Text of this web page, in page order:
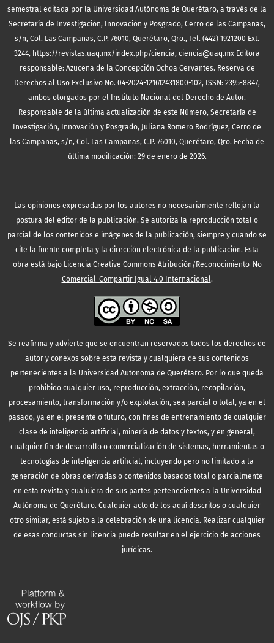
semestral editada por la Universidad Autónoma de Querétaro, a través de la
Secretaría de Investigación, Innovación y Posgrado, Cerro de las Campanas,
s/n, Col. Las Campanas, C.P. 76010, Querétaro, Qro., Tel. (442) 1921200 Ext.
3244, https://revistas.uaq.mx/index.php/ciencia, ciencia@uaq.mx Editora
responsable: Azucena de la Concepción Ochoa Cervantes. Reserva de
Derechos al Uso Exclusivo No. 04-2024-121612431800-102, ISSN: 2395-8847,
ambos otorgados por el Instituto Nacional del Derecho de Autor.
Responsable de la última actualización de este Número, Secretaría de
Investigación, Innovación y Posgrado, Juliana Romero Rodríguez, Cerro de
las Campanas, s/n, Col. Las Campanas, C.P. 76010, Querétaro, Qro. Fecha de
última modificación: 29 de enero de 2026.
Las opiniones expresadas por los autores no necesariamente reflejan la
postura del editor de la publicación. Se autoriza la reproducción total o
parcial de los contenidos e imágenes de la publicación, siempre y cuando se
cite la fuente completa y la dirección electrónica de la publicación. Esta
obra está bajo Licencia Creative Commons Atribución/Reconocimiento-No
Comercial-Compartir Igual 4.0 Internacional.
Se reafirma y advierte que se encuentran reservados todos los derechos de
autor y conexos sobre esta revista y cualquiera de sus contenidos
pertenecientes a la Universidad Autonoma de Querétaro. Por lo que queda
prohibido cualquier uso, reproducción, extracción, recopilación,
procesamiento, transformación y/o explotación, sea parcial o total, ya en el
pasado, ya en el presente o futuro, con fines de entrenamiento de cualquier
clase de inteligencia artificial, minería de datos y textos, y en general,
cualquier fin de desarrollo o comercialización de sistemas, herramientas o
tecnologías de inteligencia artificial, incluyendo pero no limitado a la
generación de obras derivadas o contenidos basados total o parcialmente
en esta revista y cualuiera de sus partes pertenecientes a la Universidad
Autónoma de Querétaro. Cualquier acto de los aquí descritos o cualquier
otro similar, está sujeto a la celebración de una licencia. Realizar cualquier
de esas conductas sin licencia puede resultar en el ejercicio de acciones
jurídicas.